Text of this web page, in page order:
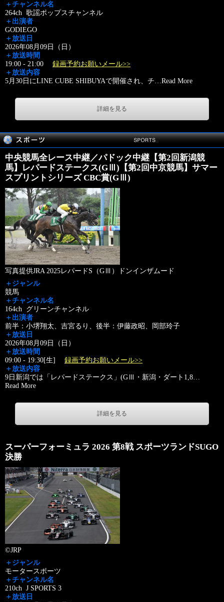
＋チャンネル名
264ch 歌謡ポップスチャンネル
＋出演者
GODIEGO
＋放送日
2026年08月09日（日）
＋放送時間
19:00 - 21:00 録画予約お願いメール>>
＋放送内容
5月30日にLINE CUBE SHIBUYAで開催され、チ…Read More
詳細を見る
中央競馬全レース中継／パドック中継【第2回新潟競
馬】レパードステークス(GⅢ)【第2回中京競馬】サマー
スプリントシリーズ CBC賞(GⅢ)
写真提供JRA 2025レパードS（GⅢ）ドンインザムード
＋ジャンル
競馬
＋チャンネル名
164ch グリーンチャンネル
＋出演者
前半：小堺翔太、吉宮るり、後半：伊藤政昭、岡部玲子
＋放送日
2026年08月09日（日）
＋放送時間
09:00 - 19:30[生] 録画予約お願いメール>>
＋放送内容
9日新潟では「レパードステークス」(GⅢ・新潟・ダート1,8…
Read More
詳細を見る
スーパーフォーミュラ 2026 第8戦 スポーツランドSUGO
決勝
©JRP
＋ジャンル
モータースポーツ
＋チャンネル名
210ch J SPORTS 3
＋放送日